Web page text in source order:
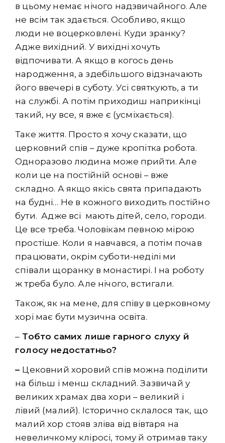
в цьому немає нічого надзвичайного. Але
не всім так здається. Особливо, якщо
люди не воцерковлені. Куди зранку?
Адже вихідний. У вихідні хочуть
відпочивати. А якщо в когось день
народження, а здебільшого відзначають
його ввечері в суботу. Усі святкують, а ти
на службі. А потім приходиш наприкінці
такий, ну все, я вже є (усміхається).
Таке життя. Просто я хочу сказати, що
церковний спів – дуже кропітка робота.
Одноразово людина може прийти. Але
коли це на постійній основі – вже
складно. А якщо якісь свята припадають
на будні… Не в кожного виходить постійно
бути. Адже всі мають дітей, село, городи.
Це все треба. Чоловікам певною мірою
простіше. Коли я навчався, а потім почав
працювати, окрім суботи-неділі ми
співали щоранку в монастирі. І на роботу
ж треба було. Але нічого, встигали.
Також, як на мене, для співу в церковному
хорі має бути музична освіта.
– Тобто самих лише гарного слуху й
голосу недостатньо?
– Цековний хоровий спів можна поділити
на більш і менш складний. Зазвичай у
великих храмах два хори – великий і
лівий (малий). Історично склалося так, що
малий хор стояв зліва від вівтаря на
невеличкому кліросі, тому й отримав таку